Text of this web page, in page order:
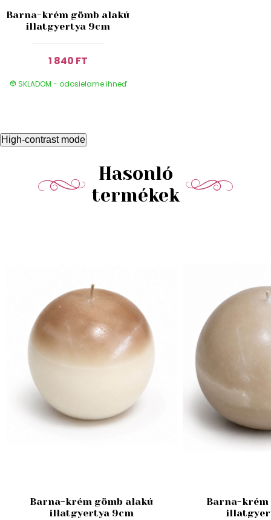
Barna-krém gömb alakú
illatgyertya 9cm
1 840 FT
SKLADOM - odosielame ihneď
High-contrast mode
Hasonló
termékek
Barna-krém gömb alakú
illatgyertya 9cm
Barna-krém